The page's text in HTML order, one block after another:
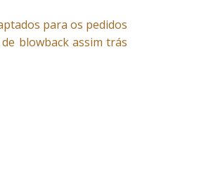
para os pedidos
blowback assim trás